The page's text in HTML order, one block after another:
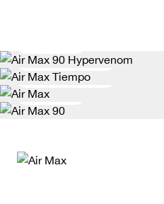
Próximamente
Próximamente
Potencia y pavimento
Comprar